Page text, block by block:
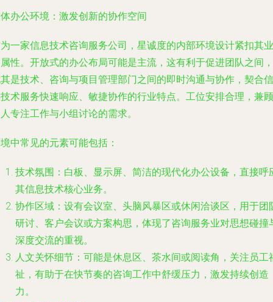
办公环境：激发创新的协作空间
一家信息技术咨询服务公司，星诚度的内部环境设计紧扣其业
性。开放式的办公布局可能是主流，这有利于促进团队之间，
是技术、咨询与项目管理部门之间的即时沟通与协作，契合信
术服务快速响应、敏捷协作的行业特点。工位安排合理，兼顾
专注工作与小组讨论的需求。
中常见的元素可能包括：
技术氛围 ：白板、显示屏、简洁的现代化办公设备，直接呼
其信息技术核心业务。
协作区域 ：设有会议室、头脑风暴区或休闲洽谈区，用于团
研讨、客户会议或方案构思，体现了咨询服务业对思想碰撞
深度交流的重视。
人文关怀细节 ：可能是休息区、茶水间或阅读角，关注员工
祉，有助于在快节奏的咨询工作中舒缓压力，激发持续创造
力。